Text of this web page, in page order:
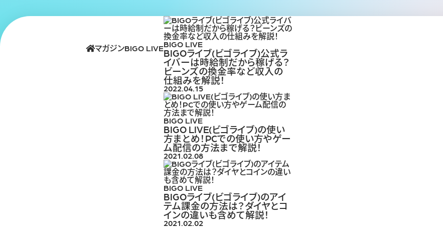
マガジンBIGO LIVEBIGO LIVE
BIGOライブ(ビゴライブ)公式ラ
イバーは時給制だから稼げる？
ビーンズの換金率など収入の
仕組みを解説！
2022.04.15
BIGO LIVE
BIGO LIVE(ビゴライブ)の使い
方まとめ！PCでの使い方やゲー
ム配信の方法まで解説！
2021.02.08
BIGO LIVE
BIGOライブ(ビゴライブ)のアイ
テム課金の方法は？ダイヤとコ
インの違いも含めて解説！
2021.02.02